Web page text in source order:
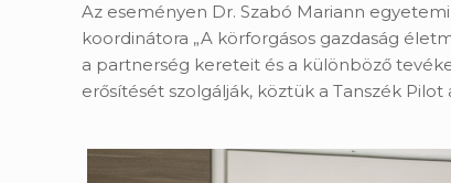
Az eseményen Dr. Szabó Mariann
koordinátora „A körforgásos gazdaság
a partnerség kereteit és a különböző
erősítését szolgálják, köztük a Tanszék Pilot